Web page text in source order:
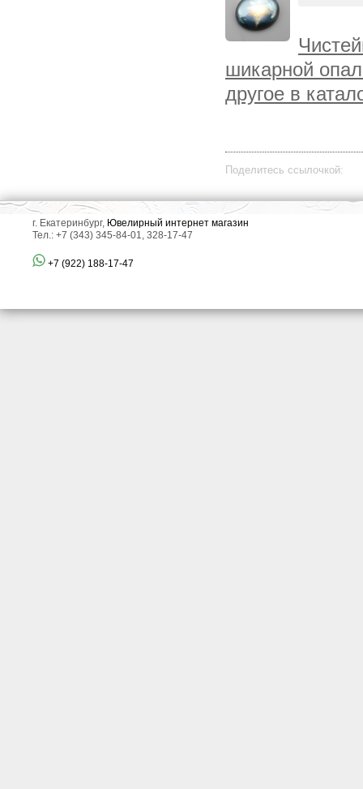
шикарной
другое в
Поделитесь ссылочкой:
г. Екатеринбург, Ювелирный интернет магазин
Тел.: +7 (343) 345-84-01, 328-17-47
+7 (922) 188-17-47